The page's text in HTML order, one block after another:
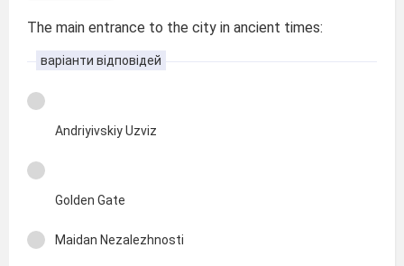
The main entrance to the city in ancient times:
варіанти відповідей
Andriyivskiy Uzviz
Golden Gate
Maidan Nezalezhnosti